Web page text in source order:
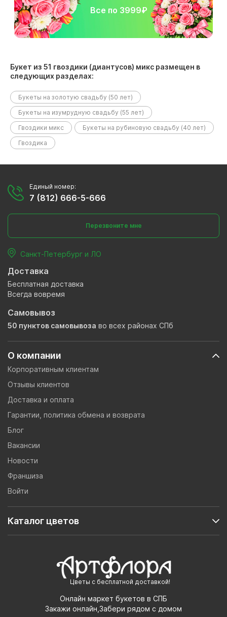
Все по 3999₽
Букет из 51 гвоздики (диантусов) микс размещен в
следующих разделах:
Букеты на золотую свадьбу (50 лет)
Букеты на изумрудную свадьбу (55 лет)
Гвоздики микс
Букеты на рубиновую свадьбу (40 лет)
Гвоздика
Цветы с бесплатной доставкой!
Онлайн маркет букетов в СПБ
Закажи онлайн,Забери рядом с домом
О компании
Корпоративным клиентам
Отзывы клиентов
Доставка и оплата
Гарантии, политика обмена и возврата
Блог
Вакансии
Новости
Франшиза
Войти
Каталог цветов
Единый номер:
7 (812) 666-5-666
Перезвоните мне
Санкт-Петербург и ЛО
Доставка
Бесплатная доставка
Всегда вовремя
Самовывоз
50 пунктов самовывоза во всех районах СПб